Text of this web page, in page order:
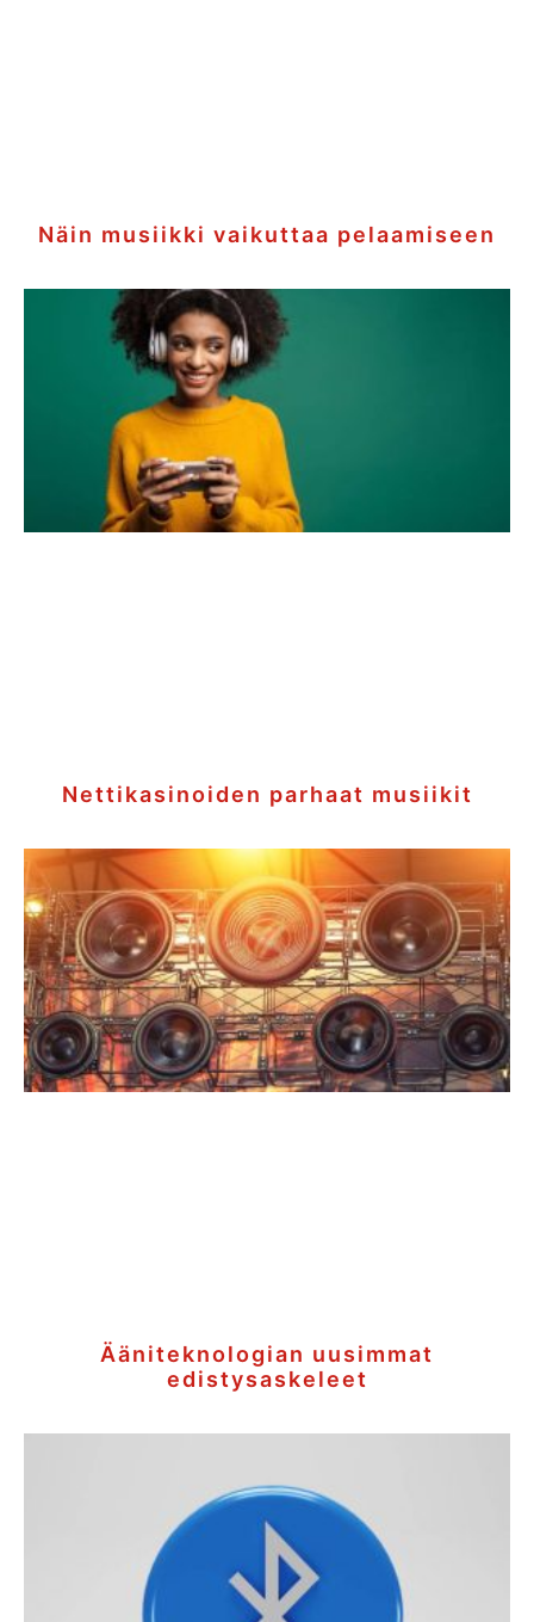
Näin musiikki vaikuttaa pelaamiseen
Nettikasinoiden parhaat musiikit
Ääniteknologian uusimmat
edistysaskeleet